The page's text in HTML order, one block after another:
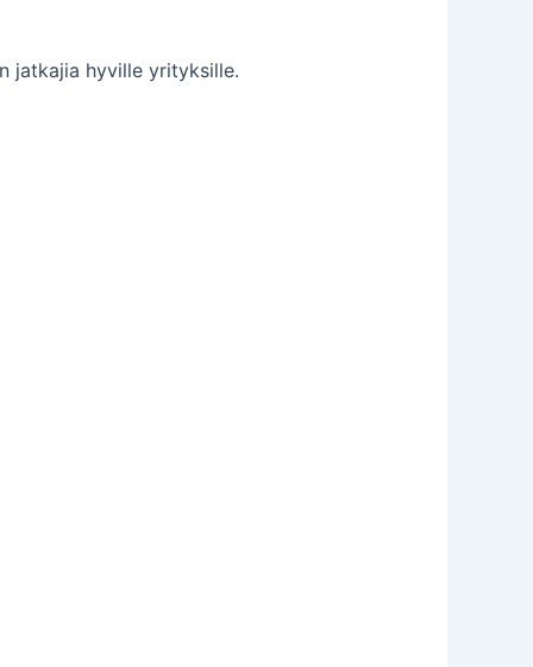
jatkajia hyville yrityksille.